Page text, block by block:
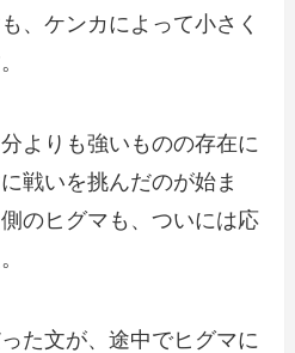
、ケンカによって小さく
よりも強いものの存在に
戦いを挑んだのが始ま
のヒグマも、ついには応
た文が、途中でヒグマに